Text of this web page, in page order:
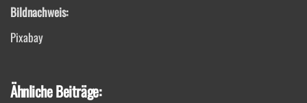
Bildnachweis:
Pixabay
Ähnliche Beiträge: